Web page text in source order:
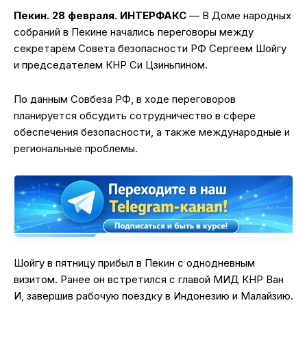
Пекин. 28 февраля. ИНТЕРФАКС — В Доме народных
собраний в Пекине начались переговоры между
секретарём Совета безопасности РФ Сергеем Шойгу
и председателем КНР Си Цзиньпином.
По данным Совбеза РФ, в ходе переговоров
планируется обсудить сотрудничество в сфере
обеспечения безопасности, а также международные и
региональные проблемы.
Шойгу в пятницу прибыл в Пекин с однодневным
визитом. Ранее он встретился с главой МИД КНР Ван
И, завершив рабочую поездку в Индонезию и Малайзию.